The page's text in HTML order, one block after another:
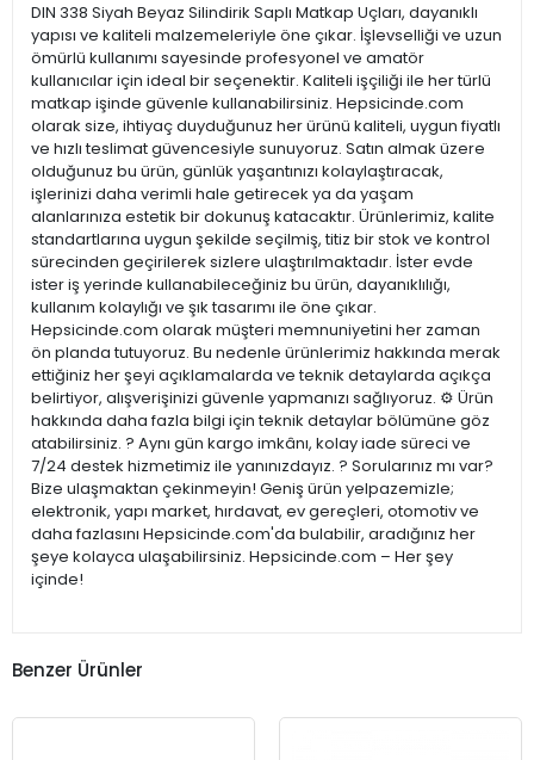
DIN 338 Siyah Beyaz Silindirik Saplı Matkap Uçları, dayanıklı
yapısı ve kaliteli malzemeleriyle öne çıkar. İşlevselliği ve uzun
ömürlü kullanımı sayesinde profesyonel ve amatör
kullanıcılar için ideal bir seçenektir. Kaliteli işçiliği ile her türlü
matkap işinde güvenle kullanabilirsiniz. Hepsicinde.com
olarak size, ihtiyaç duyduğunuz her ürünü kaliteli, uygun fiyatlı
ve hızlı teslimat güvencesiyle sunuyoruz. Satın almak üzere
olduğunuz bu ürün, günlük yaşantınızı kolaylaştıracak,
işlerinizi daha verimli hale getirecek ya da yaşam
alanlarınıza estetik bir dokunuş katacaktır. Ürünlerimiz, kalite
standartlarına uygun şekilde seçilmiş, titiz bir stok ve kontrol
sürecinden geçirilerek sizlere ulaştırılmaktadır. İster evde
ister iş yerinde kullanabileceğiniz bu ürün, dayanıklılığı,
kullanım kolaylığı ve şık tasarımı ile öne çıkar.
Hepsicinde.com olarak müşteri memnuniyetini her zaman
ön planda tutuyoruz. Bu nedenle ürünlerimiz hakkında merak
ettiğiniz her şeyi açıklamalarda ve teknik detaylarda açıkça
belirtiyor, alışverişinizi güvenle yapmanızı sağlıyoruz. ⚙️ Ürün
hakkında daha fazla bilgi için teknik detaylar bölümüne göz
atabilirsiniz. ? Aynı gün kargo imkânı, kolay iade süreci ve
7/24 destek hizmetimiz ile yanınızdayız. ? Sorularınız mı var?
Bize ulaşmaktan çekinmeyin! Geniş ürün yelpazemizle;
elektronik, yapı market, hırdavat, ev gereçleri, otomotiv ve
daha fazlasını Hepsicinde.com'da bulabilir, aradığınız her
şeye kolayca ulaşabilirsiniz. Hepsicinde.com – Her şey
içinde!
Benzer Ürünler